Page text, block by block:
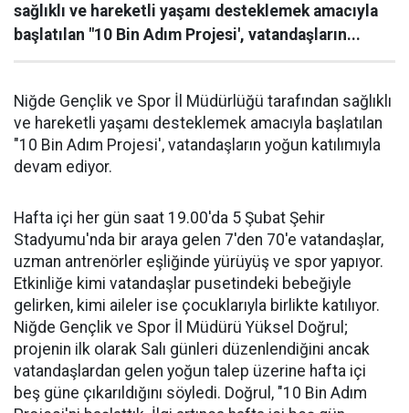
sağlıklı ve hareketli yaşamı desteklemek amacıyla
başlatılan "10 Bin Adım Projesi', vatandaşların...
Niğde Gençlik ve Spor İl Müdürlüğü tarafından sağlıklı
ve hareketli yaşamı desteklemek amacıyla başlatılan
"10 Bin Adım Projesi', vatandaşların yoğun katılımıyla
devam ediyor.
Hafta içi her gün saat 19.00'da 5 Şubat Şehir
Stadyumu'nda bir araya gelen 7'den 70'e vatandaşlar,
uzman antrenörler eşliğinde yürüyüş ve spor yapıyor.
Etkinliğe kimi vatandaşlar pusetindeki bebeğiyle
gelirken, kimi aileler ise çocuklarıyla birlikte katılıyor.
Niğde Gençlik ve Spor İl Müdürü Yüksel Doğrul;
projenin ilk olarak Salı günleri düzenlendiğini ancak
vatandaşlardan gelen yoğun talep üzerine hafta içi
beş güne çıkarıldığını söyledi. Doğrul, "10 Bin Adım